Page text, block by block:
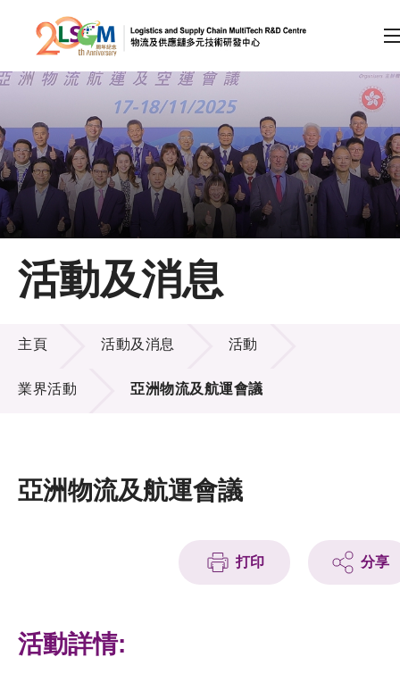
跳到內容（按回車鍵）
會員登入
A A EN 繁 简
主頁
關於LSCM
技術商品化
項目及資助計劃
活動及消息
科技分享
活動及消息
活動及消息
主頁 活動及消息 活動
業界活動 亞洲物流及航運會議
亞洲物流及航運會議
打印 分享
活動詳情: